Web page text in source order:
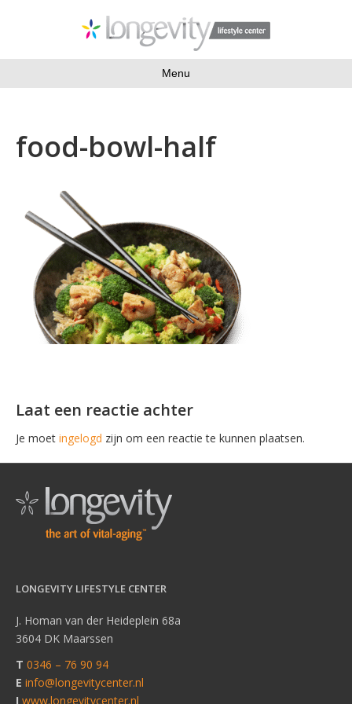
Menu
food-bowl-half
Laat een reactie achter
Je moet ingelogd zijn om een reactie te kunnen plaatsen.
LONGEVITY LIFESTYLE CENTER
J. Homan van der Heideplein 68a
3604 DK Maarssen
T 0346 – 76 90 94
E info@longevitycenter.nl
I www.longevitycenter.nl